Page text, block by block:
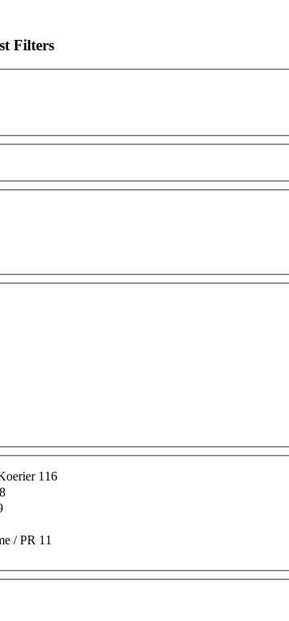
Filters
116
/ PR 11